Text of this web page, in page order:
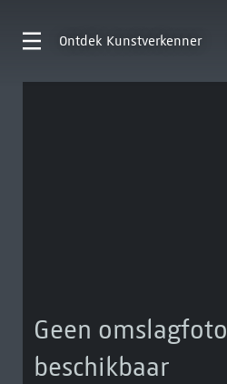
Ontdek Kunstverkenner
Geen omslagfoto
beschikbaar